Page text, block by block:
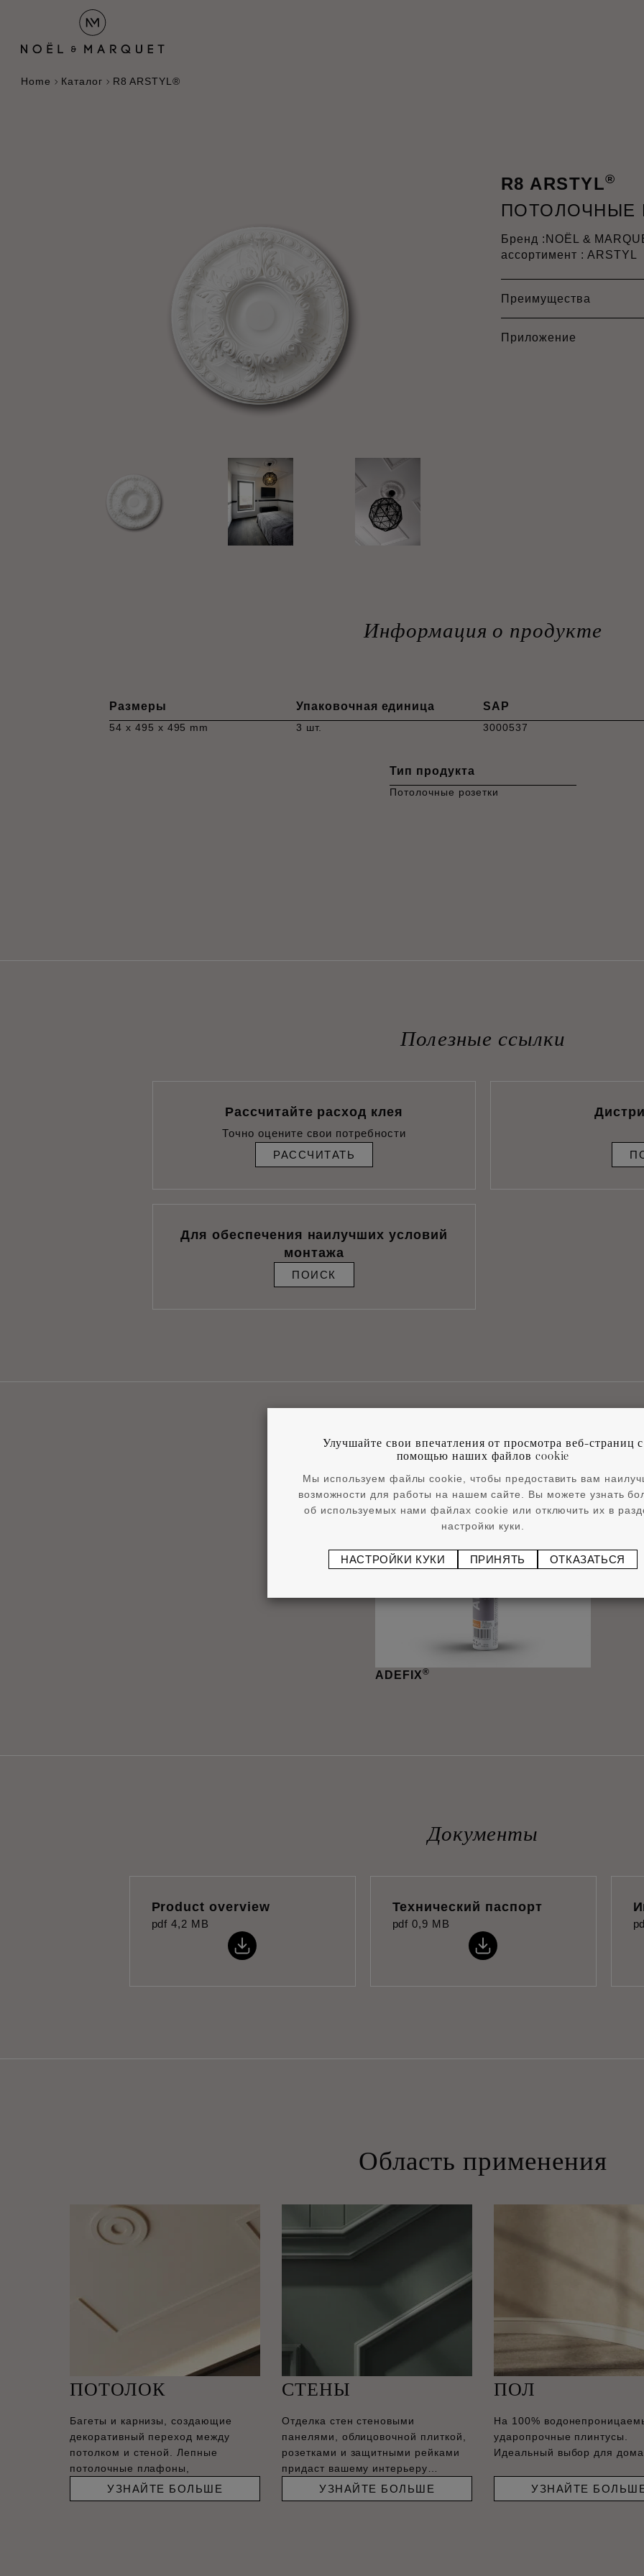
Home Каталог R8 ARSTYL®
R8 ARSTYL®
ПОТОЛОЧНЫЕ
Бренд : NOËL &
ассортимент : ARSTYL
Преимущества
Приложение
Информация о продукте
Размеры
54 x 495 x 495 mm
Упаковочная единица
3 шт.
SAP
3000537
Тип продукта
Потолочные розетки
Полезные ссылки
Рассчитайте расход клея
Точно оцените свои потребности
РАССЧИТАТЬ
Для обеспечения наилучших условий
монтажа
ПОИСК
Сопутствующие товары
ADEFIX®
Документы
Product overview
pdf 4,2 MB
Технический паспорт
pdf 0,9 MB
Область применения
ПОТОЛОК
Багеты и карнизы, создающие
декоративный переход между
потолком и стеной. Лепные
потолочные плафоны,
УЗНАЙТЕ БОЛЬШЕ
СТЕНЫ
Отделка стен стеновыми
панелями, облицовочной плиткой,
розетками и защитными рейками
придаст вашему интерьеру
современный вид.
УЗНАЙТЕ БОЛЬШЕ
ПОЛ
На 100%
ударопрочные плинтусы.
Идеальный выбор для
УЗНАЙТЕ
Улучшайте свои впечатления от просмотра веб-страниц с
помощью наших файлов cookie
Мы используем файлы cookie, чтобы предоставить вам
возможности для работы на нашем сайте. Вы можете узнать
об используемых нами файлах cookie или отключить их в
настройки куки.
НАСТРОЙКИ КУКИ ПРИНЯТЬ ОТКАЗАТЬСЯ